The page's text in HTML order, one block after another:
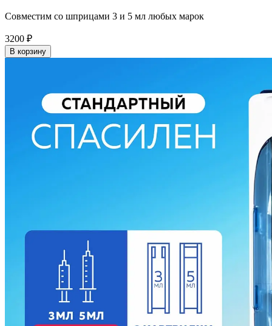
Совместим со шприцами 3 и 5 мл любых марок
3200 ₽
В корзину